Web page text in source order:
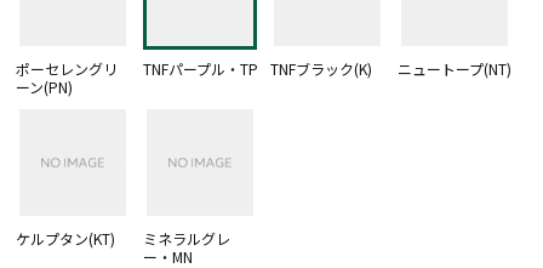
ポーセレングリ
ーン(PN)
TNFパープル・TP TNFブラック(K) ニュートープ(NT)
ケルプタン(KT)
ミネラルグレ
ー・MN